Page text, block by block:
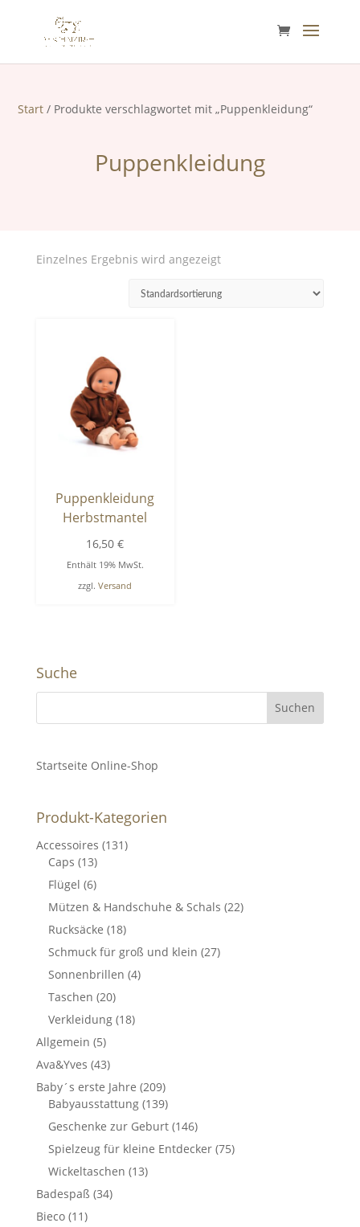
Start / Produkte verschlagwortet mit „Puppenkleidung“
Puppenkleidung
Suche
Startseite Online-Shop
Produkt-Kategorien
Accessoires (131)
Caps (13)
Flügel (6)
Mützen & Handschuhe & Schals (22)
Rucksäcke (18)
Schmuck für groß und klein (27)
Sonnenbrillen (4)
Taschen (20)
Verkleidung (18)
Allgemein (5)
Ava&Yves (43)
Baby´s erste Jahre (209)
Babyausstattung (139)
Geschenke zur Geburt (146)
Spielzeug für kleine Entdecker (75)
Wickeltaschen (13)
Badespaß (34)
Bieco (11)
Einzelnes Ergebnis wird angezeigt
Puppenkleidung
Herbstmantel
16,50€
Enthält 19% MwSt.
zzgl.Versand